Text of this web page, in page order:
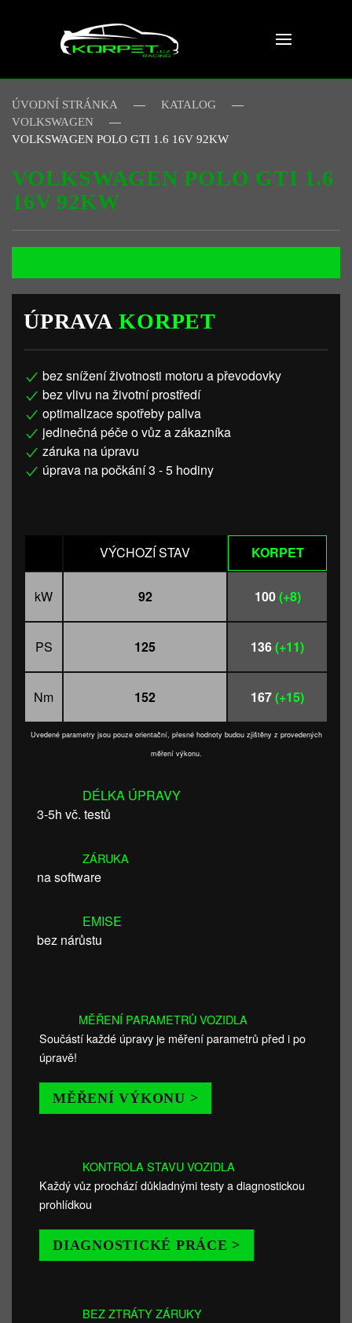
Skip to main content
ÚVODNÍ STRÁNKA
KATALOG
VOLKSWAGEN
VOLKSWAGEN POLO GTI 1.6 16V 92KW
VOLKSWAGEN POLO GTI 1.6
16V 92KW
ÚPRAVAKORPET
bez snížení životnosti motoru a převodovky
bez vlivu na životní prostředí
optimalizace spotřeby paliva
jedinečná péče o vůz a zákazníka
záruka na úpravu
úprava na počkání 3 - 5 hodiny
VÝCHOZÍ STAV KORPET
kW 92 100(+8)
PS 125 136(+11)
Nm 152 167(+15)
Uvedené parametry jsou pouze orientační, přesné hodnoty budou zjištěny z provedených
měření výkonu.
DÉLKA ÚPRAVY
3-5h vč. testů
ZÁRUKA
na software
EMISE
bez nárůstu
MĚŘENÍ PARAMETRŮ VOZIDLA
Součástí každé úpravy je měření parametrů před i po
úpravě!
MĚŘENÍ VÝKONU >
KONTROLA STAVU VOZIDLA
Každý vůz prochází důkladnými testy a diagnostickou
prohlídkou
DIAGNOSTICKÉ PRÁCE >
BEZ ZTRÁTY ZÁRUKY